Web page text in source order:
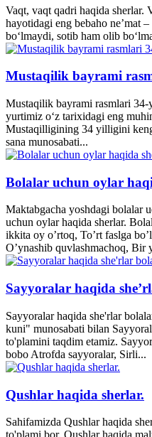
Vaqt, vaqt qadri haqida
hayotidagi eng bebaho ne’mat
bo‘lmaydi, sotib ham olib
Mustaqilik bayrami
Mustaqilik bayrami rasmlari
yurtimiz o‘z tarixidagi eng
Mustaqilligining 34 yilligini
sana munosabati...
Bolalar uchun oylar
Maktabgacha yoshdagi bolalar
uchun oylar haqida sherlar.
ikkita oy o’rtoq, To’rt faslga
O’ynashib quvlashmachoq, Bir
Sayyoralar haqida
Sayyoralar haqida she'rlar
kuni" munosabati bilan
to'plamini taqdim etamiz.
bobo Atrofda sayyoralar, Sirli...
Qushlar haqida sherlar.
Sahifamizda Qushlar haqida